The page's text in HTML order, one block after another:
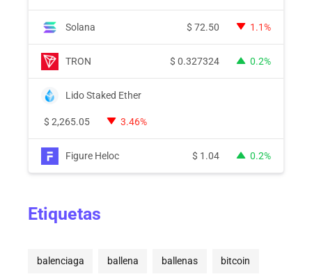
Solana $ 72.50 1.1%
TRON $ 0.327324 0.2%
Lido Staked Ether
$ 2,265.05 3.46%
Figure Heloc $ 1.04 0.2%
Etiquetas
balenciaga ballena ballenas bitcoin